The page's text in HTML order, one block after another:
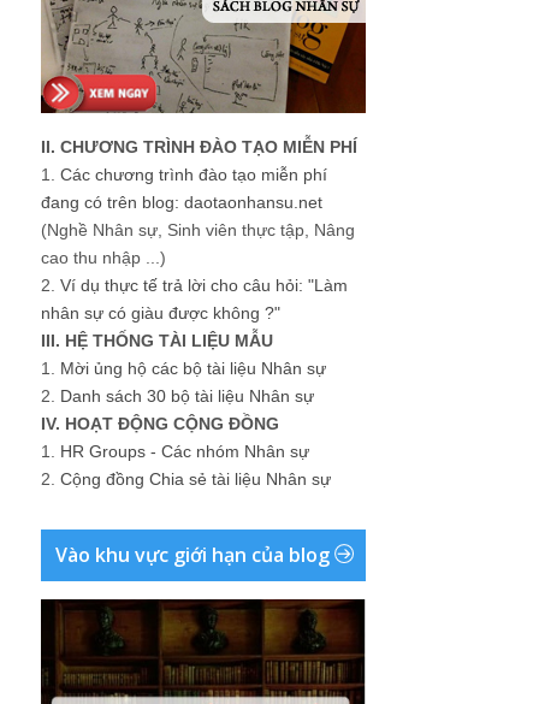
II. CHƯƠNG TRÌNH ĐÀO TẠO MIỄN PHÍ
1. Các chương trình đào tạo miễn phí
đang có trên blog: daotaonhansu.net
(Nghề Nhân sự, Sinh viên thực tập, Nâng
cao thu nhập ...)
2. Ví dụ thực tế trả lời cho câu hỏi: "Làm
nhân sự có giàu được không ?"
III. HỆ THỐNG TÀI LIỆU MẪU
1. Mời ủng hộ các bộ tài liệu Nhân sự
2. Danh sách 30 bộ tài liệu Nhân sự
IV. HOẠT ĐỘNG CỘNG ĐỒNG
1. HR Groups - Các nhóm Nhân sự
2. Cộng đồng Chia sẻ tài liệu Nhân sự
Vào khu vực giới hạn của blog